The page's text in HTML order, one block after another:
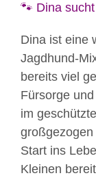
🐾 Dina
Dina ist eine
Jagdhund-
bereits viel
Fürsorge
im
Start ins
Kleinen